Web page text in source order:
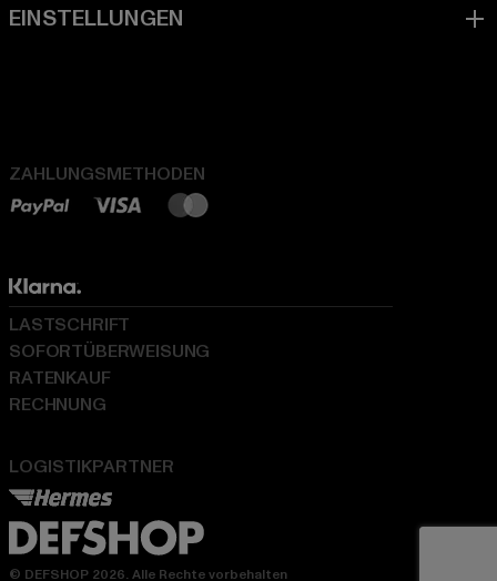
ZAHLUNGSMETHODEN
LOGISTIKPARTNER
LASTSCHRIFT
SOFORTÜBERWEISUNG
RATENKAUF
RECHNUNG
© DEFSHOP 2026. Alle Rechte vorbehalten